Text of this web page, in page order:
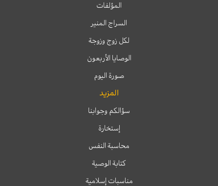
المؤلفات
السراج المنير
لكل زوج وزوجة
الوصايا الأربعون
صورة اليوم
المزيد
سؤالكم وجوابنا
إستخارة
محاسبة النفس
كتابة الوصية
مناسبات إسلامية